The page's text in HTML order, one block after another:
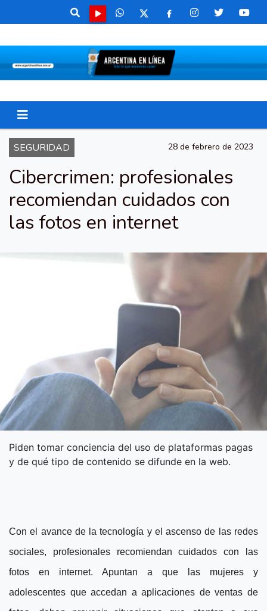
SEGURIDAD 28 de febrero de 2023
Cibercrimen: profesionales
recomiendan cuidados con
las fotos en internet
Piden tomar conciencia del uso de plataformas pagas
y de qué tipo de contenido se difunde en la web.
Con el avance de la tecnología y el ascenso de las redes
sociales, profesionales recomiendan cuidados con las
fotos en internet. Apuntan a que las mujeres y
adolescentes que accedan a aplicaciones de ventas de